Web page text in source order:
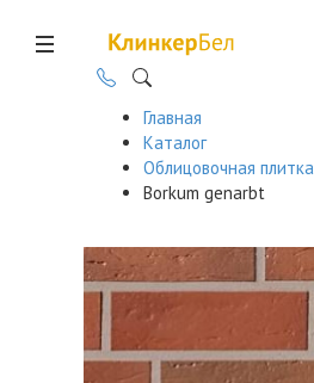
Главная
Каталог
Облицовочная плитка
Borkum genarbt